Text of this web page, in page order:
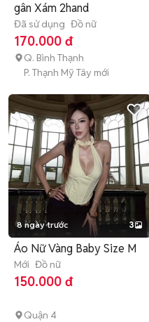
gân Xám 2hand
Đã sử dụng Đồ nữ
170.000 đ
Q. Bình Thạnh
P. Thạnh Mỹ Tây mới
8 ngày trước 3
Áo Nữ Vàng Baby Size M
Mới Đồ nữ
150.000 đ
Quận 4